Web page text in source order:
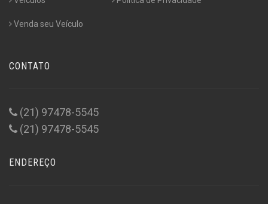
Venda seu Veículo
CONTATO
(21) 97478-5545
(21) 97478-5545
ENDEREÇO